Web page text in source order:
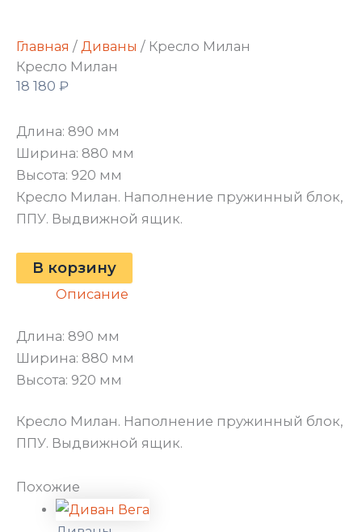
Главная / Диваны / Кресло Милан
Кресло Милан
18 180 ₽
Длина: 890 мм
Ширина: 880 мм
Высота: 920 мм
Кресло Милан. Наполнение пружинный блок,
ППУ. Выдвижной ящик.
В корзину
Описание
Длина: 890 мм
Ширина: 880 мм
Высота: 920 мм
Кресло Милан. Наполнение пружинный блок,
ППУ. Выдвижной ящик.
Похожие